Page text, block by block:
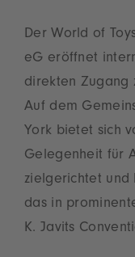
Der World of
eG eröffnet
direkten Zugang
Auf dem
York bietet sich
Gelegenheit für
zielgerichtet und
das in
K. Javits